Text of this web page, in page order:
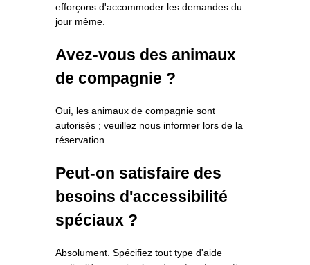
efforçons d'accommoder les demandes du
jour même.
Avez-vous des animaux
de compagnie ?
Oui, les animaux de compagnie sont
autorisés ; veuillez nous informer lors de la
réservation.
Peut-on satisfaire des
besoins d'accessibilité
spéciaux ?
Absolument. Spécifiez tout type d'aide